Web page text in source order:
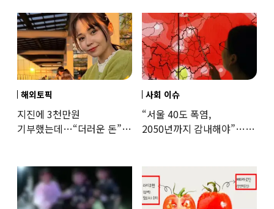
해외토픽
지진에 3천만원
기부했는데…“더러운 돈”
사회 이슈
“서울 40도 폭염,
2050년까지 감내해야”…